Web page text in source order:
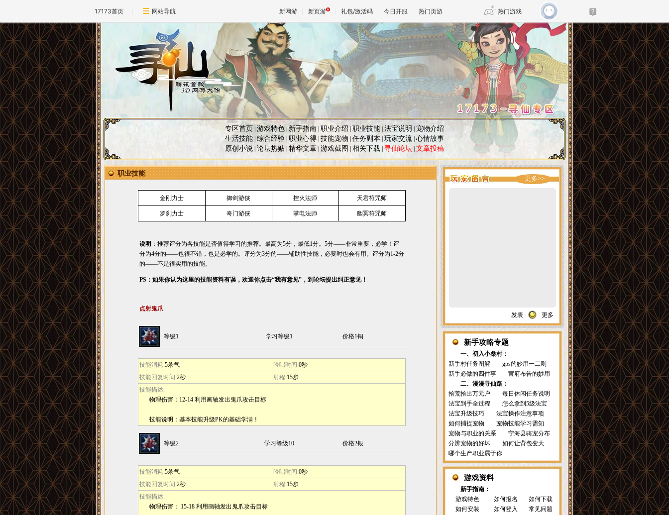
17173首页 网站导航 新网游 新页游 礼包/激活码 今日开服 热门页游 热门游戏
魔兽 DNF 传奇4
天堂 剑网3旗舰版 新天龙八部
王权与自由 诛仙世界
仙剑世界
专区首页 |游戏特色 |新手指南 职业介绍| 职业技能 |法宝说明
宠物介绍
生活技能|综合经验 职业心得 技能宠物 任务副本 玩家交流 |心情故事
原创小说 论坛热贴 精华文章 游戏截图 相关下载 寻仙论坛 文章投稿
职业技能
金刚力士 御剑游侠 控火法师 天君符咒师
罗刹力士 奇门游侠 掌电法师 幽冥符咒师
说明 ：推荐评分为各技能是否值得学习的推荐。最高为5分，最低1分。5分――非常重要，必学！评
分为4分的――也很不错，也是必学的。评分为3分的――辅助性技能，必要时也会有用。评分为1-2分
的――不是很实用的技能。
PS：如果你认为这里的技能资料有误，欢迎你点击“我有意见”，到论坛提出纠正意见！
点射鬼爪
等级1 学习等级1 价格1铜
技能消耗:5杀气 吟唱时间:0秒
技能回复时间:2秒 射程:15步
技能描述:
物理伤害：12-14 利用画轴发出鬼爪攻击目标
技能说明：基本技能升级PK的基础学满！
等级2 学习等级10 价格2银
技能消耗:5杀气 吟唱时间:0秒
技能回复时间:2秒 射程:15步
技能描述:
物理伤害： 15-18 利用画轴发出鬼爪攻击目标
更多>>
发表 更多
新手攻略专题
一、初入小桑村：
新手村任务图解
gps的妙用一二则
新手必做的四件事
官府布告的妙用
二、漫漫寻仙路：
拾荒拾出万元户
每日休闲任务说明
法宝到手全过程
怎么拿到5级法宝
法宝升级技巧
法宝操作注意事项
如何捕捉宠物
宠物技能学习需知
宠物与职业的关系
宁海县骑宠分布
分辨宠物的好坏
如何让背包变大
哪个生产职业属于你
游戏资料
新手指南：
游戏特色
如何报名
如何下载
如何安装
如何登入
常见问题